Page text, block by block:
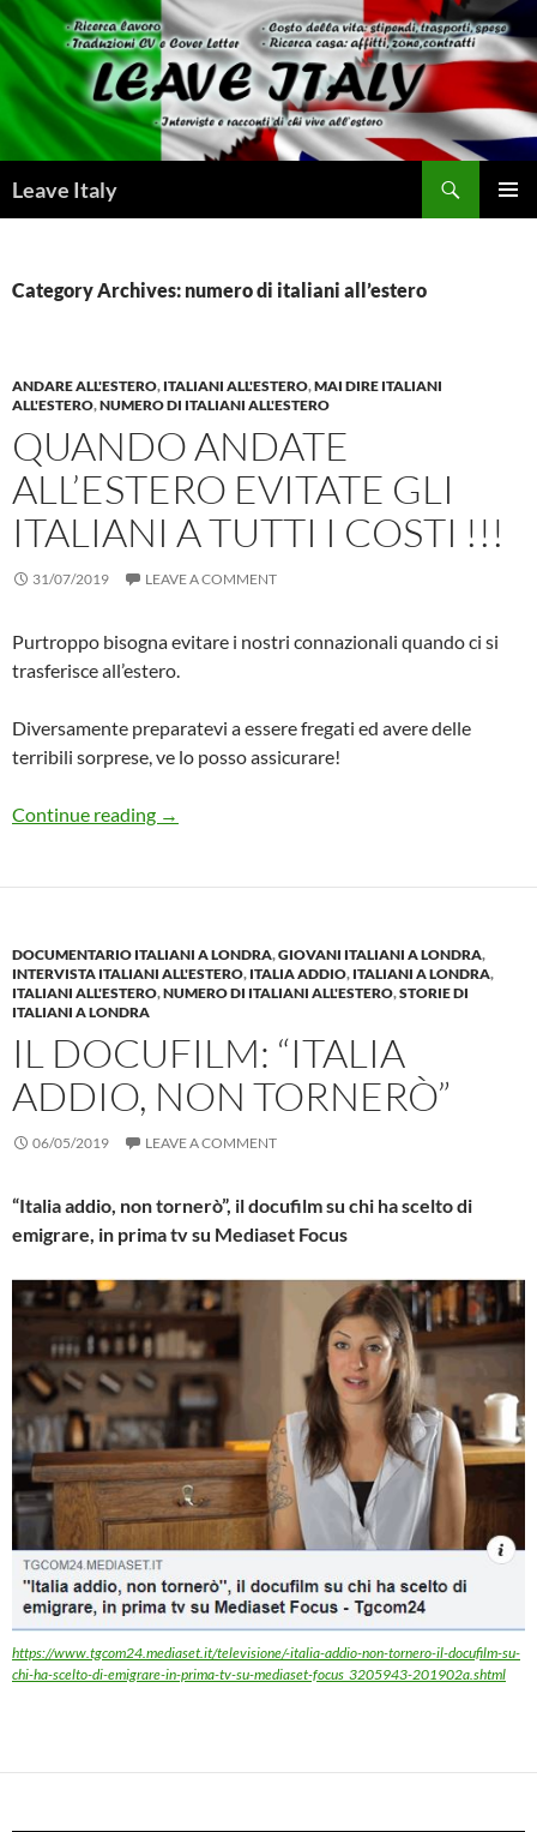
Skip
to
content
Leave Italy
Category Archives: numero di italiani all’estero
ANDARE ALL'ESTERO, ITALIANI ALL'ESTERO,MAI DIRE ITALIANI
ALL'ESTERO,NUMERO DI ITALIANI ALL'ESTERO
QUANDO ANDATE
ALL’ESTERO EVITATE GLI
ITALIANI A TUTTI I COSTI !!!
31/07/2019 LEAVE A COMMENT
Purtroppo bisogna evitare i nostri connazionali quando ci si
trasferisce all’estero.
Diversamente preparatevi a essere fregati ed avere delle
terribili sorprese, ve lo posso assicurare!
Continue reading Quando andate all’estero EVITATE GLI
→
DOCUMENTARIO ITALIANI A LONDRA,GIOVANI ITALIANI A LONDRA,
INTERVISTA ITALIANI ALL'ESTERO, ITALIA ADDIO, ITALIANI A LONDRA,
ITALIANI ALL'ESTERO,NUMERO DI ITALIANI ALL'ESTERO,STORIE DI
ITALIANI A LONDRA
IL DOCUFILM: “ITALIA
ADDIO, NON TORNERÒ”
06/05/2019 LEAVE A COMMENT
“Italia addio, non tornerò”, il docufilm su chi ha scelto di
emigrare, in prima tv su Mediaset Focus
https://www.tgcom24.mediaset.it/televisione/-italia-addio-non-tornero-il-docufilm-su-
chi-ha-scelto-di-emigrare-in-prima-tv-su-mediaset-focus_3205943-201902a.shtml